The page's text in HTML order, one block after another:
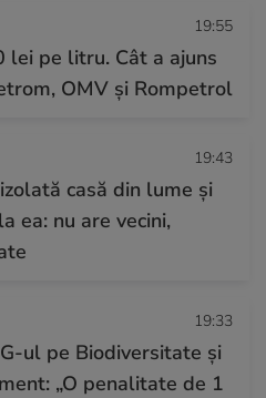
19:55
lei pe litru. Cât a ajuns
OMV și Rompetrol
19:43
casă din lume și
ea: nu are vecini,
19:33
ul pe Biodiversitate și
„O penalitate de 1